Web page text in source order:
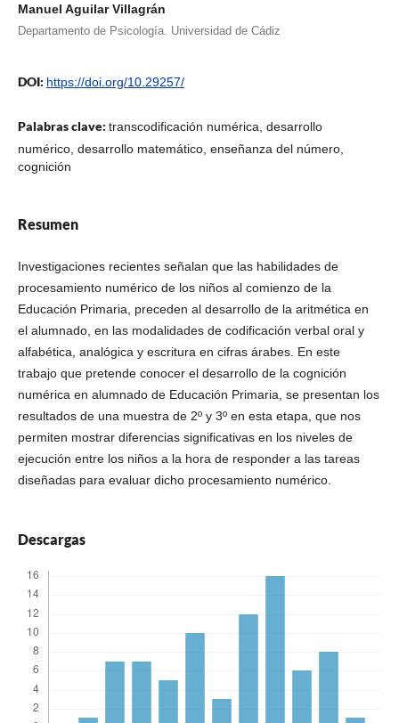
Manuel Aguilar Villagrán
Departamento de Psicología. Universidad de Cádiz
DOI: https://doi.org/10.29257/
Palabras clave: transcodificación numérica, desarrollo
numérico, desarrollo matemático, enseñanza del número,
cognición
Resumen
Investigaciones recientes señalan que las habilidades de
procesamiento numérico de los niños al comienzo de la
Educación Primaria, preceden al desarrollo de la aritmética en
el alumnado, en las modalidades de codificación verbal oral y
alfabética, analógica y escritura en cifras árabes. En este
trabajo que pretende conocer el desarrollo de la cognición
numérica en alumnado de Educación Primaria, se presentan los
resultados de una muestra de 2º y 3º en esta etapa, que nos
permiten mostrar diferencias significativas en los niveles de
ejecución entre los niños a la hora de responder a las tareas
diseñadas para evaluar dicho procesamiento numérico.
Descargas